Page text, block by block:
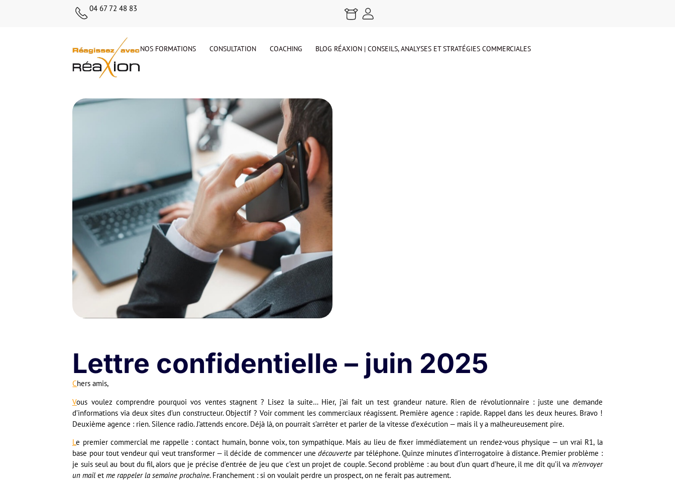
04 67 72 48 83
NOS FORMATIONS CONSULTATION COACHING BLOG RÉAXION | CONSEILS, ANALYSES ET STRATÉGIES COMMERCIALES
Lettre confidentielle – juin 2025
Chers amis,
Vous voulez comprendre pourquoi vos ventes stagnent ? Lisez la suite… Hier, j’ai fait un test grandeur nature. Rien de révolutionnaire : juste une demande
d’informations via deux sites d’un constructeur. Objectif ? Voir comment les commerciaux réagissent. Première agence : rapide. Rappel dans les deux heures. Bravo !
Deuxième agence : rien. Silence radio. J’attends encore. Déjà là, on pourrait s’arrêter et parler de la vitesse d’exécution — mais il y a malheureusement pire.
Le premier commercial me rappelle : contact humain, bonne voix, ton sympathique. Mais au lieu de fixer immédiatement un rendez-vous physique — un vrai R1, la
base pour tout vendeur qui veut transformer — il décide de commencer unedécouverte par téléphone. Quinze minutes d’interrogatoire à distance. Premier problème :
je suis seul au bout du fil, alors que je précise d’entrée de jeu que c’est un projet de couple. Second problème : au bout d’un quart d’heure, il me dit qu’il va m’envoyer
un mail etme rappeler la semaine prochaine. Franchement : si on voulait perdre un prospect, on ne ferait pas autrement.